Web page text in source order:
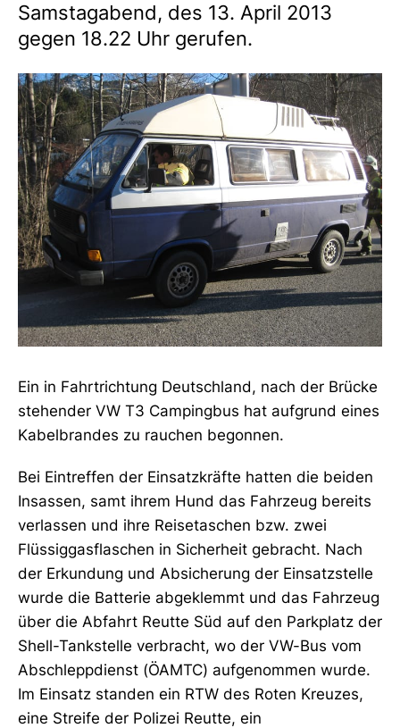
Samstagabend, des 13. April 2013
gegen 18.22 Uhr gerufen.
Ein in Fahrtrichtung Deutschland, nach der Brücke
stehender VW T3 Campingbus hat aufgrund eines
Kabelbrandes zu rauchen begonnen.
Bei Eintreffen der Einsatzkräfte hatten die beiden
Insassen, samt ihrem Hund das Fahrzeug bereits
verlassen und ihre Reisetaschen bzw. zwei
Flüssiggasflaschen in Sicherheit gebracht. Nach
der Erkundung und Absicherung der Einsatzstelle
wurde die Batterie abgeklemmt und das Fahrzeug
über die Abfahrt Reutte Süd auf den Parkplatz der
Shell-Tankstelle verbracht, wo der VW-Bus vom
Abschleppdienst (ÖAMTC) aufgenommen wurde.
Im Einsatz standen ein RTW des Roten Kreuzes,
eine Streife der Polizei Reutte, ein